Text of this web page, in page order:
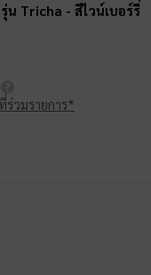
น Tricha - สีไวน์เบอร์รี่
ร่วมรายการ*